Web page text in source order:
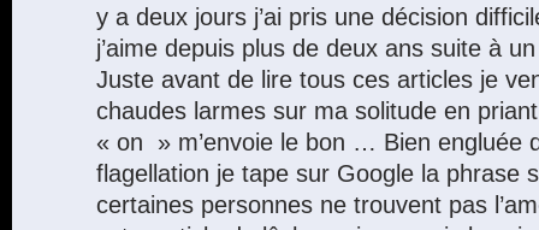
y a deux jours j’ai pris une décision
j’aime depuis plus de deux ans suite à
Juste avant de lire tous ces articles je
chaudes larmes sur ma solitude en
« on » m’envoie le bon … Bien engluée
flagellation je tape sur Google la phrase
certaines personnes ne trouvent pas